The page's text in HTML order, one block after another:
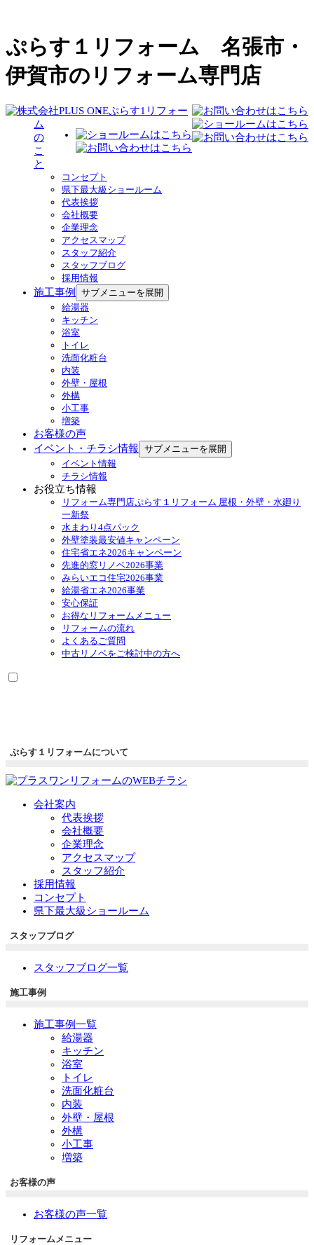
ぷらす１リフォーム 名張市・
伊賀市のリフォーム専門店
ぷらす1リフォー
ム
の
こ
と
コンセプト
県下最大級ショールーム
代表挨拶
会社概要
企業理念
アクセスマップ
スタッフ紹介
スタッフブログ
採用情報
施工事例
サブメニューを展開
給湯器
キッチン
浴室
トイレ
洗面化粧台
内装
外壁・屋根
外構
小工事
増築
お客様の声
イベント・チラシ情報 サブメニューを展開
イベント情報
チラシ情報
お役立ち情報
リフォーム専門店ぷらす１リフォーム 屋根・外壁・水廻り
一新祭
水まわり4点パック
外壁塗装最安値キャンペーン
住宅省エネ2026キャンペーン
先進的窓リノベ2026事業
みらいエコ住宅2026事業
給湯省エネ2026事業
安心保証
お得なリフォームメニュー
リフォームの流れ
よくあるご質問
中古リノベをご検討中の方へ
ぷらす１リフォームについて
会社案内
代表挨拶
会社概要
企業理念
アクセスマップ
スタッフ紹介
採用情報
コンセプト
県下最大級ショールーム
スタッフブログ
スタッフブログ一覧
施工事例
施工事例一覧
給湯器
キッチン
浴室
トイレ
洗面化粧台
内装
外壁・屋根
外構
小工事
増築
お客様の声
お客様の声一覧
リフォームメニュー